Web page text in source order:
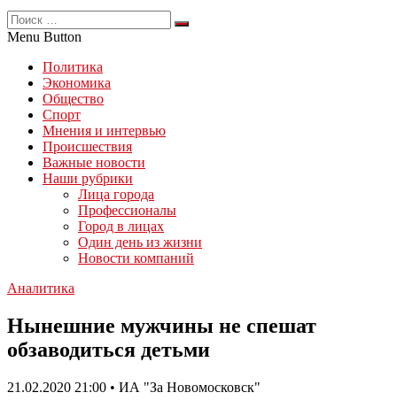
Menu Button
Политика
Экономика
Общество
Спорт
Мнения и интервью
Происшествия
Важные новости
Наши рубрики
Лица города
Профессионалы
Город в лицах
Один день из жизни
Новости компаний
Аналитика
Нынешние мужчины не спешат
обзаводиться детьми
21.02.2020 21:00 • ИА "За Новомосковск"